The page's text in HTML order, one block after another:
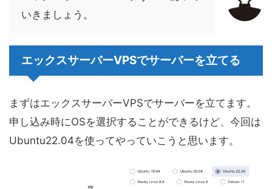
いきましょう。
エックスサーバーVPSでサーバーを立てる
まずはエックスサーバーVPSでサーバーを立てます。
申し込み時にOSを選択することができるけど、今回は
Ubuntu22.04を使ってやっていこうと思います。